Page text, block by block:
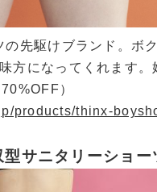
の先駆けブランド。ボ
方になってくれます
）
products/thinx-
サニタリーショー